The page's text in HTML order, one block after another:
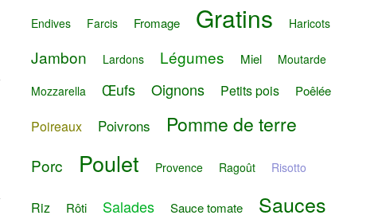
Endives Farcis Fromage Gratins Haricots
Jambon Lardons Légumes Miel
Moutarde
Mozzarella
Œufs Oignons Petits pois Poêlée
Poireaux Poivrons Pomme de terre
Porc Poulet Provence Ragoût Risotto
Riz Rôti Salades Sauce tomate Sauces